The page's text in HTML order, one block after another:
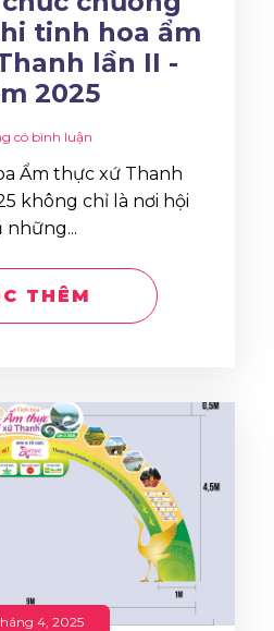
tinh hoa ẩm
lần II -
2025
có bình luận
Ẩm thực xứ Thanh
không chỉ là nơi hội
những...
THÊM
4, 2025